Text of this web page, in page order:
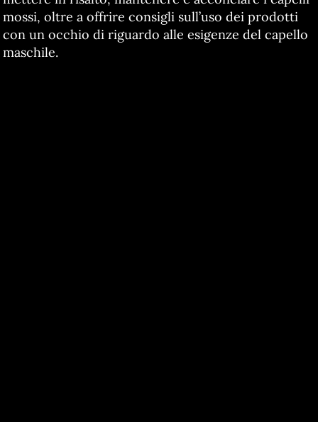
mossi, oltre a offrire consigli sull’uso dei prodotti
con un occhio di riguardo alle esigenze del capello
maschile.